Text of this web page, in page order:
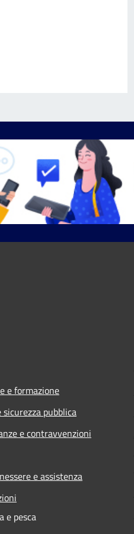
e formazione
sicurezza pubblica
e contravvenzioni
e assistenza
e pesca